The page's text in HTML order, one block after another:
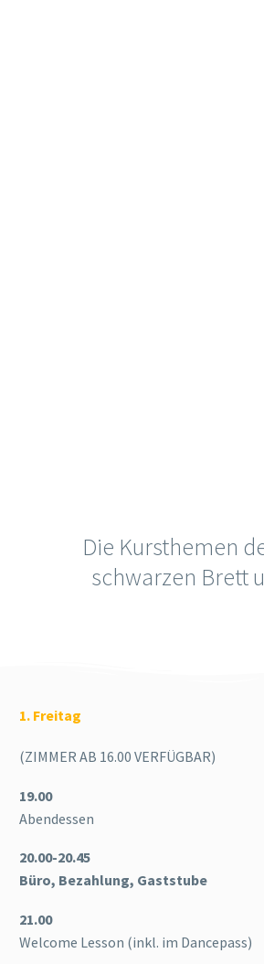
Die Kursthemen
schwarzen Brett
1. Freitag
(ZIMMER AB 16.00 VERFÜGBAR)
19.00
Abendessen
20.00-20.45
Büro, Bezahlung, Gaststube
21.00
Welcome Lesson (inkl. im Dancepass)